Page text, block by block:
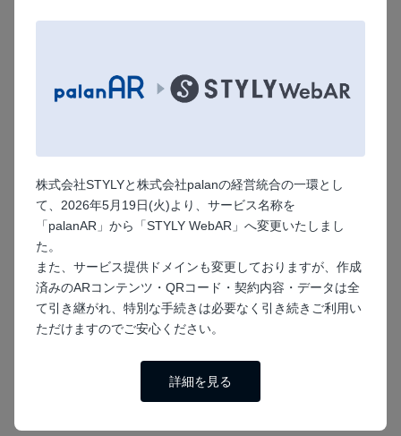
株式会社STYLYと株式会社palanの経営統合の一環とし
て、2026年5月19日(火)より、サービス名称を
「palanAR」から「STYLY WebAR」へ変更いたしまし
た。
また、サービス提供ドメインも変更しておりますが、作成
済みのARコンテンツ・QRコード・契約内容・データは全
て引き継がれ、特別な手続きは必要なく引き続きご利用い
ただけますのでご安心ください。
詳細を見る